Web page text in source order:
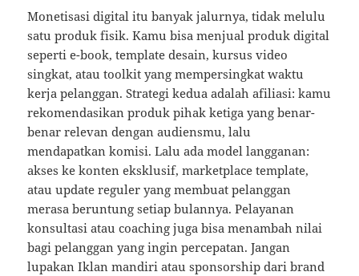
Monetisasi digital itu banyak jalurnya, tidak melulu
satu produk fisik. Kamu bisa menjual produk digital
seperti e-book, template desain, kursus video
singkat, atau toolkit yang mempersingkat waktu
kerja pelanggan. Strategi kedua adalah afiliasi: kamu
rekomendasikan produk pihak ketiga yang benar-
benar relevan dengan audiensmu, lalu
mendapatkan komisi. Lalu ada model langganan:
akses ke konten eksklusif, marketplace template,
atau update reguler yang membuat pelanggan
merasa beruntung setiap bulannya. Pelayanan
konsultasi atau coaching juga bisa menambah nilai
bagi pelanggan yang ingin percepatan. Jangan
lupakan Iklan mandiri atau sponsorship dari brand